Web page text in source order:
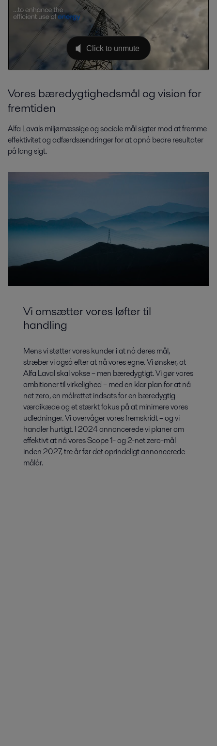
Vores bæredygtighedsmål og vision for
fremtiden
Alfa Lavals miljømæssige og sociale mål sigter mod at fremme
effektivitet og adfærdsændringer for at opnå bedre resultater
på lang sigt.
Vi omsætter vores løfter til
handling
Mens vi støtter vores kunder i at nå deres mål,
stræber vi også efter at nå vores egne. Vi ønsker, at
Alfa Laval skal vokse – men bæredygtigt. Vi gør vores
ambitioner til virkelighed – med en klar plan for at nå
net zero, en målrettet indsats for en bæredygtig
værdikæde og et stærkt fokus på at minimere vores
udledninger. Vi overvåger vores fremskridt – og vi
handler hurtigt. I 2024 annoncerede vi planer om
effektivt at nå vores Scope 1- og 2-net zero-mål
inden 2027, tre år før det oprindeligt annoncerede
målår.